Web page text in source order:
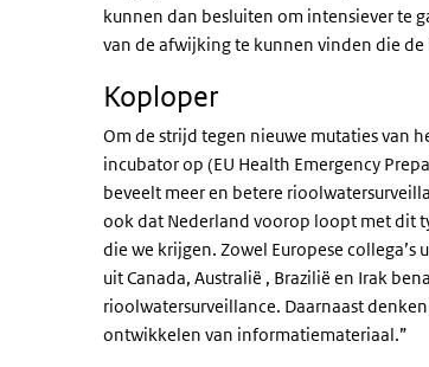
kunnen dan besluiten om intensiever te
van de afwijking te kunnen vinden die
Koploper
Om de strijd tegen nieuwe mutaties van
incubator op (EU Health Emergency
beveelt meer en betere
ook dat Nederland voorop loopt met dit
die we krijgen. Zowel Europese
uit Canada, Australië , Brazilië en Irak
rioolwatersurveillance. Daarnaast
ontwikkelen van informatiemateriaal.”